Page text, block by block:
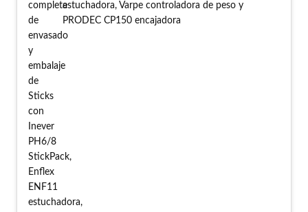
estuchadora, Varpe controladora de peso y
PRODEC CP150 encajadora